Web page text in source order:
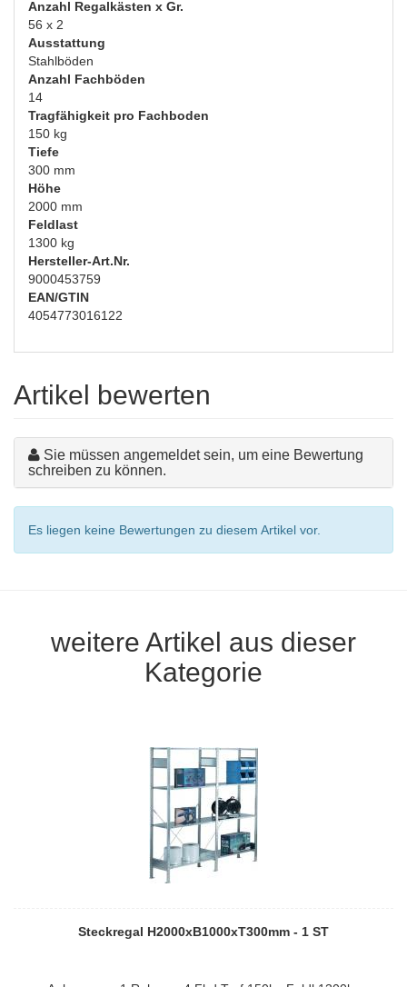
Anzahl Regalkästen x Gr.
56 x 2
Ausstattung
Stahlböden
Anzahl Fachböden
14
Tragfähigkeit pro Fachboden
150 kg
Tiefe
300 mm
Höhe
2000 mm
Feldlast
1300 kg
Hersteller-Art.Nr.
9000453759
EAN/GTIN
4054773016122
Artikel bewerten
Sie müssen angemeldet sein, um eine Bewertung
schreiben zu können.
Es liegen keine Bewertungen zu diesem Artikel vor.
weitere Artikel aus dieser
Kategorie
Steckregal H2000xB1000xT300mm - 1 ST